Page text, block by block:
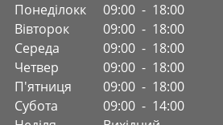
Понеділокк
09:00 - 18:00
Вівторок
09:00 - 18:00
Середа
09:00 - 18:00
Четвер
09:00 - 18:00
П'ятниця
09:00 - 18:00
Субота
09:00 - 14:00